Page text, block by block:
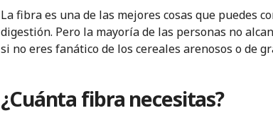
La fibra es una de las mejores cosas que puedes
digestión. Pero la mayoría de las personas no
si no eres fanático de los cereales arenosos o de
¿Cuánta fibra necesitas?